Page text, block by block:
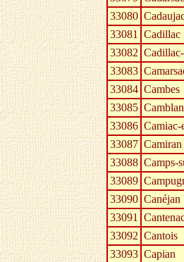
33080
33081 Cadillac
33082
33083
33084 Cambes
33085
33086 Camiac-
33087 Camiran
33088 Camps-
33089
33090 Canéjan
33091
33092 Cantois
33093 Capian